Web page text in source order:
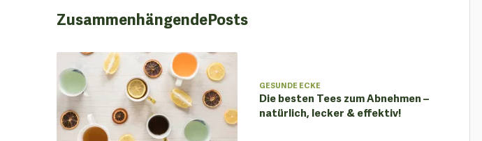
ZusammenhängendePosts
GESUNDE ECKE
Die besten Tees zum Abnehmen –
natürlich, lecker & effektiv!